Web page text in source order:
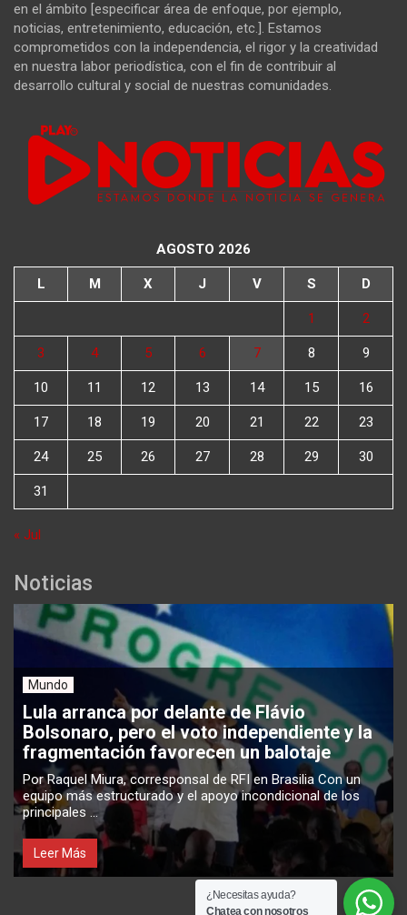
en el ámbito [especificar área de enfoque, por ejemplo,
noticias, entretenimiento, educación, etc.]. Estamos
comprometidos con la independencia, el rigor y la creatividad
en nuestra labor periodística, con el fin de contribuir al
desarrollo cultural y social de nuestras comunidades.
AGOSTO 2026
L M X J V S D
1 2
3 4 5 6 7 8 9
10 11 12 13 14 15 16
17 18 19 20 21 22 23
24 25 26 27 28 29 30
31
« Jul
Noticias
Mundo
Lula arranca por delante de Flávio
Bolsonaro, pero el voto independiente y la
fragmentación favorecen un balotaje
Por Raquel Miura, corresponsal de RFI en Brasilia Con un
equipo más estructurado y el apoyo incondicional de los
principales ...
Leer Más
¿Necesitas ayuda?
Chatea con nosotros